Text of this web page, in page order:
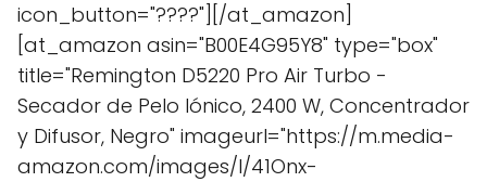
icon_button="????"][/at_amazon]
[at_amazon asin="B00E4G95Y8" type="box"
title="Remington D5220 Pro Air Turbo -
Secador de Pelo Iónico, 2400 W, Concentrador
y Difusor, Negro" imageurl="https://m.media-
amazon.com/images/I/41Onx-